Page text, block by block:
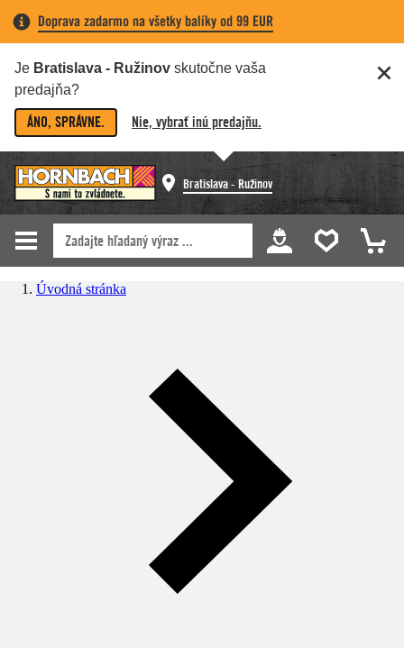
Doprava zadarmo na všetky balíky od 99 EUR
Je Bratislava - Ružinov skutočne vaša
predajňa?
ÁNO, SPRÁVNE. Nie, vybrať inú predajňu.
Bratislava - Ružinov
Úvodná stránka